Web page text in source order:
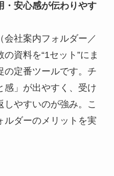
・安心感が伝わりやす
社案内フォルダー／
資料を“1セット”にま
の定番ツールです。チ
感」が出やすく、受け
やすいのが強み。こ
ルダーのメリットを実